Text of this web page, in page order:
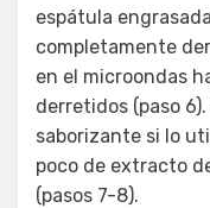
espátula
completamente
en el microondas
derretidos (paso
saborizante si lo
poco de extracto
(pasos 7-8).